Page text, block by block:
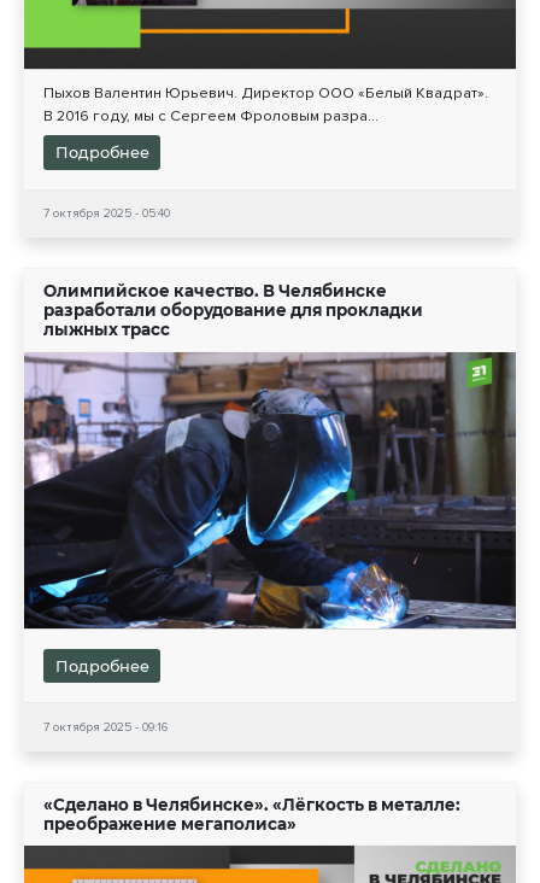
Пыхов Валентин Юрьевич. Директор ООО «Белый Квадрат».
В 2016 году, мы с Сергеем Фроловым разра...
Подробнее
7 октября 2025 - 05:40
Олимпийское качество. В Челябинске
разработали оборудование для прокладки
лыжных трасс
Подробнее
7 октября 2025 - 09:16
«Сделано в Челябинске». «Лёгкость в металле:
преображение мегаполиса»